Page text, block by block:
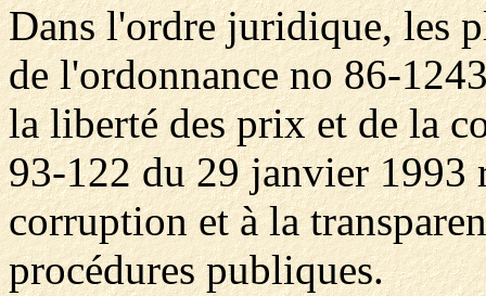
Dans l'ordre juridique, les
de l'ordonnance no 86-
la liberté des prix et de la
93-122 du 29 janvier 1993
corruption et à la
procédures publiques.